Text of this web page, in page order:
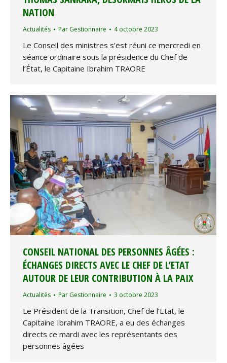
NATION
Actualités Par Gestionnaire 4 octobre 2023
Le Conseil des ministres s’est réuni ce mercredi en
séance ordinaire sous la présidence du Chef de
l’État, le Capitaine Ibrahim TRAORE
CONSEIL NATIONAL DES PERSONNES ÂGÉES :
ÉCHANGES DIRECTS AVEC LE CHEF DE L’ETAT
AUTOUR DE LEUR CONTRIBUTION À LA PAIX
Actualités Par Gestionnaire 3 octobre 2023
Le Président de la Transition, Chef de l’Etat, le
Capitaine Ibrahim TRAORE, a eu des échanges
directs ce mardi avec les représentants des
personnes âgées